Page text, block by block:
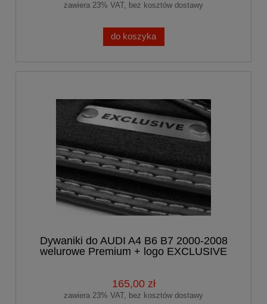
zawiera 23% VAT, bez kosztów dostawy
do koszyka
Dywaniki do AUDI A4 B6 B7 2000-2008
welurowe Premium + logo EXCLUSIVE
165,00 zł
zawiera 23% VAT, bez kosztów dostawy